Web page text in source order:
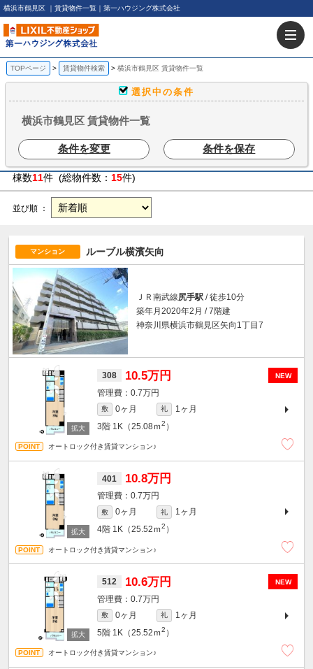
横浜市鶴見区 ｜賃貸物件一覧｜第一ハウジング株式会社
TOPページ 賃貸物件検索 横浜市鶴見区 賃貸物件一覧
選択中の条件
横浜市鶴見区 賃貸物件一覧
条件を変更 条件を保存
棟数11件 (総物件数： 15件)
並び順 ：
マンション ルーブル横濱矢向
ＪＲ南武線尻手駅 / 徒歩10分
築年月2020年2月 / 7階建
神奈川県横浜市鶴見区矢向1丁目7
NEW
308 10.5万円
0.7万円
敷 0ヶ月 礼
1ヶ月
3階 1K（25.08ｍ2 ）
オートロック付き賃貸マンション♪
401 10.8万円
0.7万円
敷 0ヶ月 礼
1ヶ月
4階 1K（25.52ｍ2 ）
オートロック付き賃貸マンション♪
NEW
512 10.6万円
0.7万円
敷 0ヶ月 礼
1ヶ月
5階 1K（25.52ｍ2 ）
オートロック付き賃貸マンション♪